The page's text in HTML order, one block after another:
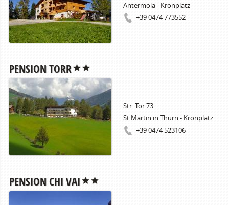
Antermoia - Kronplatz
+39 0474 773552
PENSION TORR
Str. Tor 73
St.Martin in Thurn - Kronplatz
+39 0474 523106
PENSION CHI VAI